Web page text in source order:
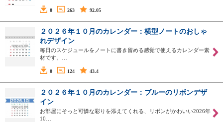
0 263 92.05
２０２６年１０月のカレンダー：横型ノートのおしゃ
れデザイン
毎日のスケジュールをノートに書き留める感覚で使えるカレンダー素
材です。…
0 124 43.4
２０２６年１０月のカレンダー：ブルーのリボンデザ
イン
お部屋にそっと可憐な彩りを添えてくれる、リボンがかわいい2026年
10…